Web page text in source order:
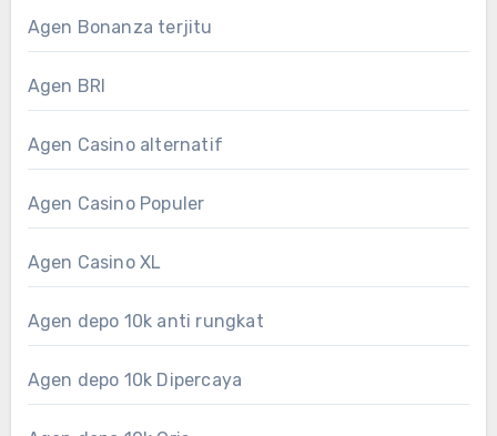
Agen Bonanza terjitu
Agen BRI
Agen Casino alternatif
Agen Casino Populer
Agen Casino XL
Agen depo 10k anti rungkat
Agen depo 10k Dipercaya